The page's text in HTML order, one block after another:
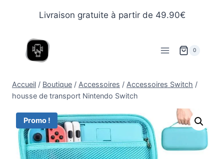
Livraison gratuite à partir de 49.90€
0
Accueil / Boutique / Accessoires / Accessoires Switch /
housse de transport Nintendo Switch
Promo !